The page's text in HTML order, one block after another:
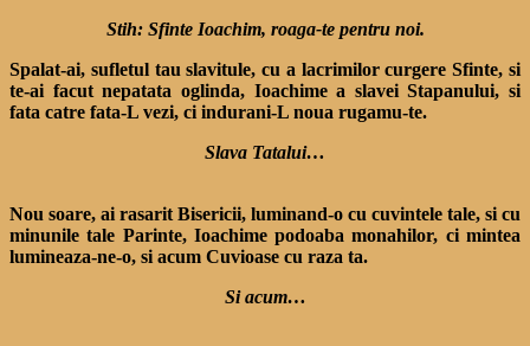
Stih: Sfinte Ioachim, roaga-te pentru noi.
Spalat-ai, sufletul tau slavitule, cu a lacrimilor curgere Sfinte, si
te-ai facut nepatata oglinda, Ioachime a slavei Stapanului, si
fata catre fata-L vezi, ci indurani-L noua rugamu-te.
Slava Tatalui…
Nou soare, ai rasarit Bisericii, luminand-o cu cuvintele tale, si cu
minunile tale Parinte, Ioachime podoaba monahilor, ci mintea
lumineaza-ne-o, si acum Cuvioase cu raza ta.
Si acum…